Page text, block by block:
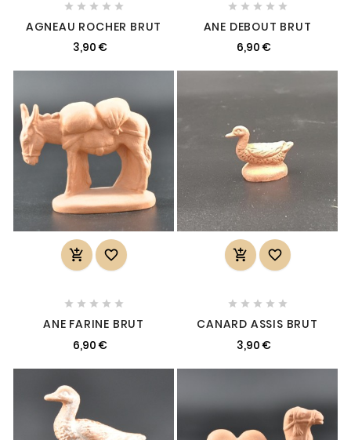
    
AGNEAU ROCHER BRUT
3,90 €
    
ANE DEBOUT BRUT
6,90 €
 
    
ANE FARINE BRUT
6,90 €
 
    
CANARD ASSIS BRUT
3,90 €